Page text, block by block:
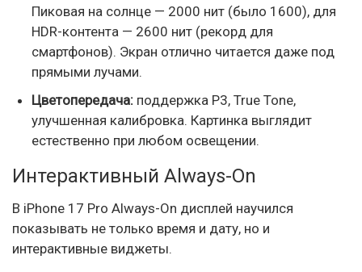
Пиковая на солнце — 2000 нит (было 1600), для
HDR-контента — 2600 нит (рекорд для
смартфонов). Экран отлично читается даже под
прямыми лучами.
Цветопередача: поддержка P3, True Tone,
улучшенная калибровка. Картинка выглядит
естественно при любом освещении.
Интерактивный Always-On
В iPhone 17 Pro Always-On дисплей научился
показывать не только время и дату, но и
интерактивные виджеты.